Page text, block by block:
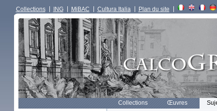
Collections ING MiBAC Cultura Italia Plan du site
Collections Œuvres